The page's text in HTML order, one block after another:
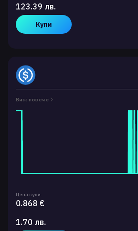
123.39 лв.
Купи
Виж повече
Цена купи:
0.868 €
1.70 лв.